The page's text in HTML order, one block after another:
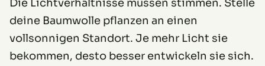
Die Lichtverhältnisse müssen stimmen. Stelle
deine Baumwolle pflanzen an einen
vollsonnigen Standort. Je mehr Licht sie
bekommen, desto besser entwickeln sie sich.